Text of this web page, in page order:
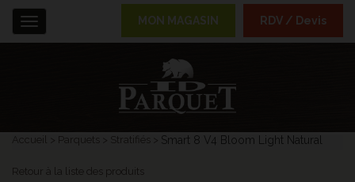
Accueil Parquets Stratifiés Smart 8 V4 Bloom Light Natural
Retour à la liste des produits
Menu MON MAGASIN RDV / Devis